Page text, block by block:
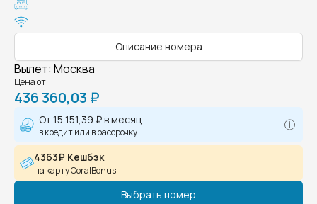
Описание номера
Вылет: Москва
Цена от
436 360,03 ₽
От15 151,39 ₽в месяц
в кредит или в рассрочку
4363₽ Кешбэк
на карту CoralBonus
Выбрать номер